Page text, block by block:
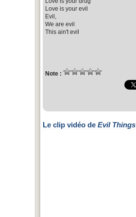
Love is your evil
Evil,
We are evil
This ain't evil
Note :
Le clip vidéo de Evil Things